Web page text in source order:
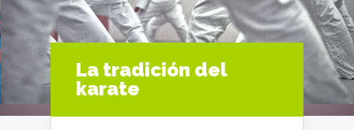
La tradición del
karate